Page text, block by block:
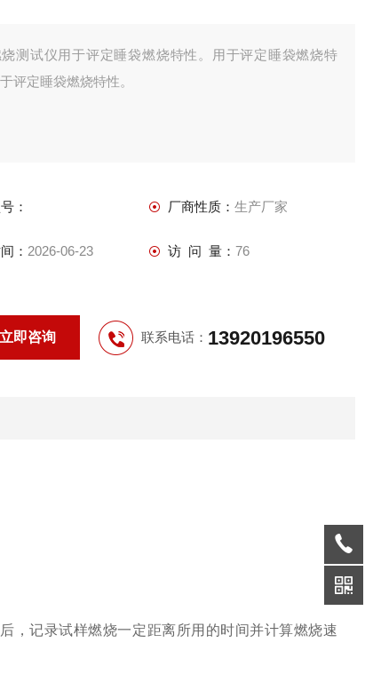
测试仪用于评定睡袋燃烧特性。用于评定睡袋燃烧特
评定睡袋燃烧特性。
： 厂商性质： 生产厂家
： 2026-06-23 访 问 量： 76
立即咨询 联系电话： 13920196550
，记录试样燃烧一定距离所用的时间并计算燃烧速